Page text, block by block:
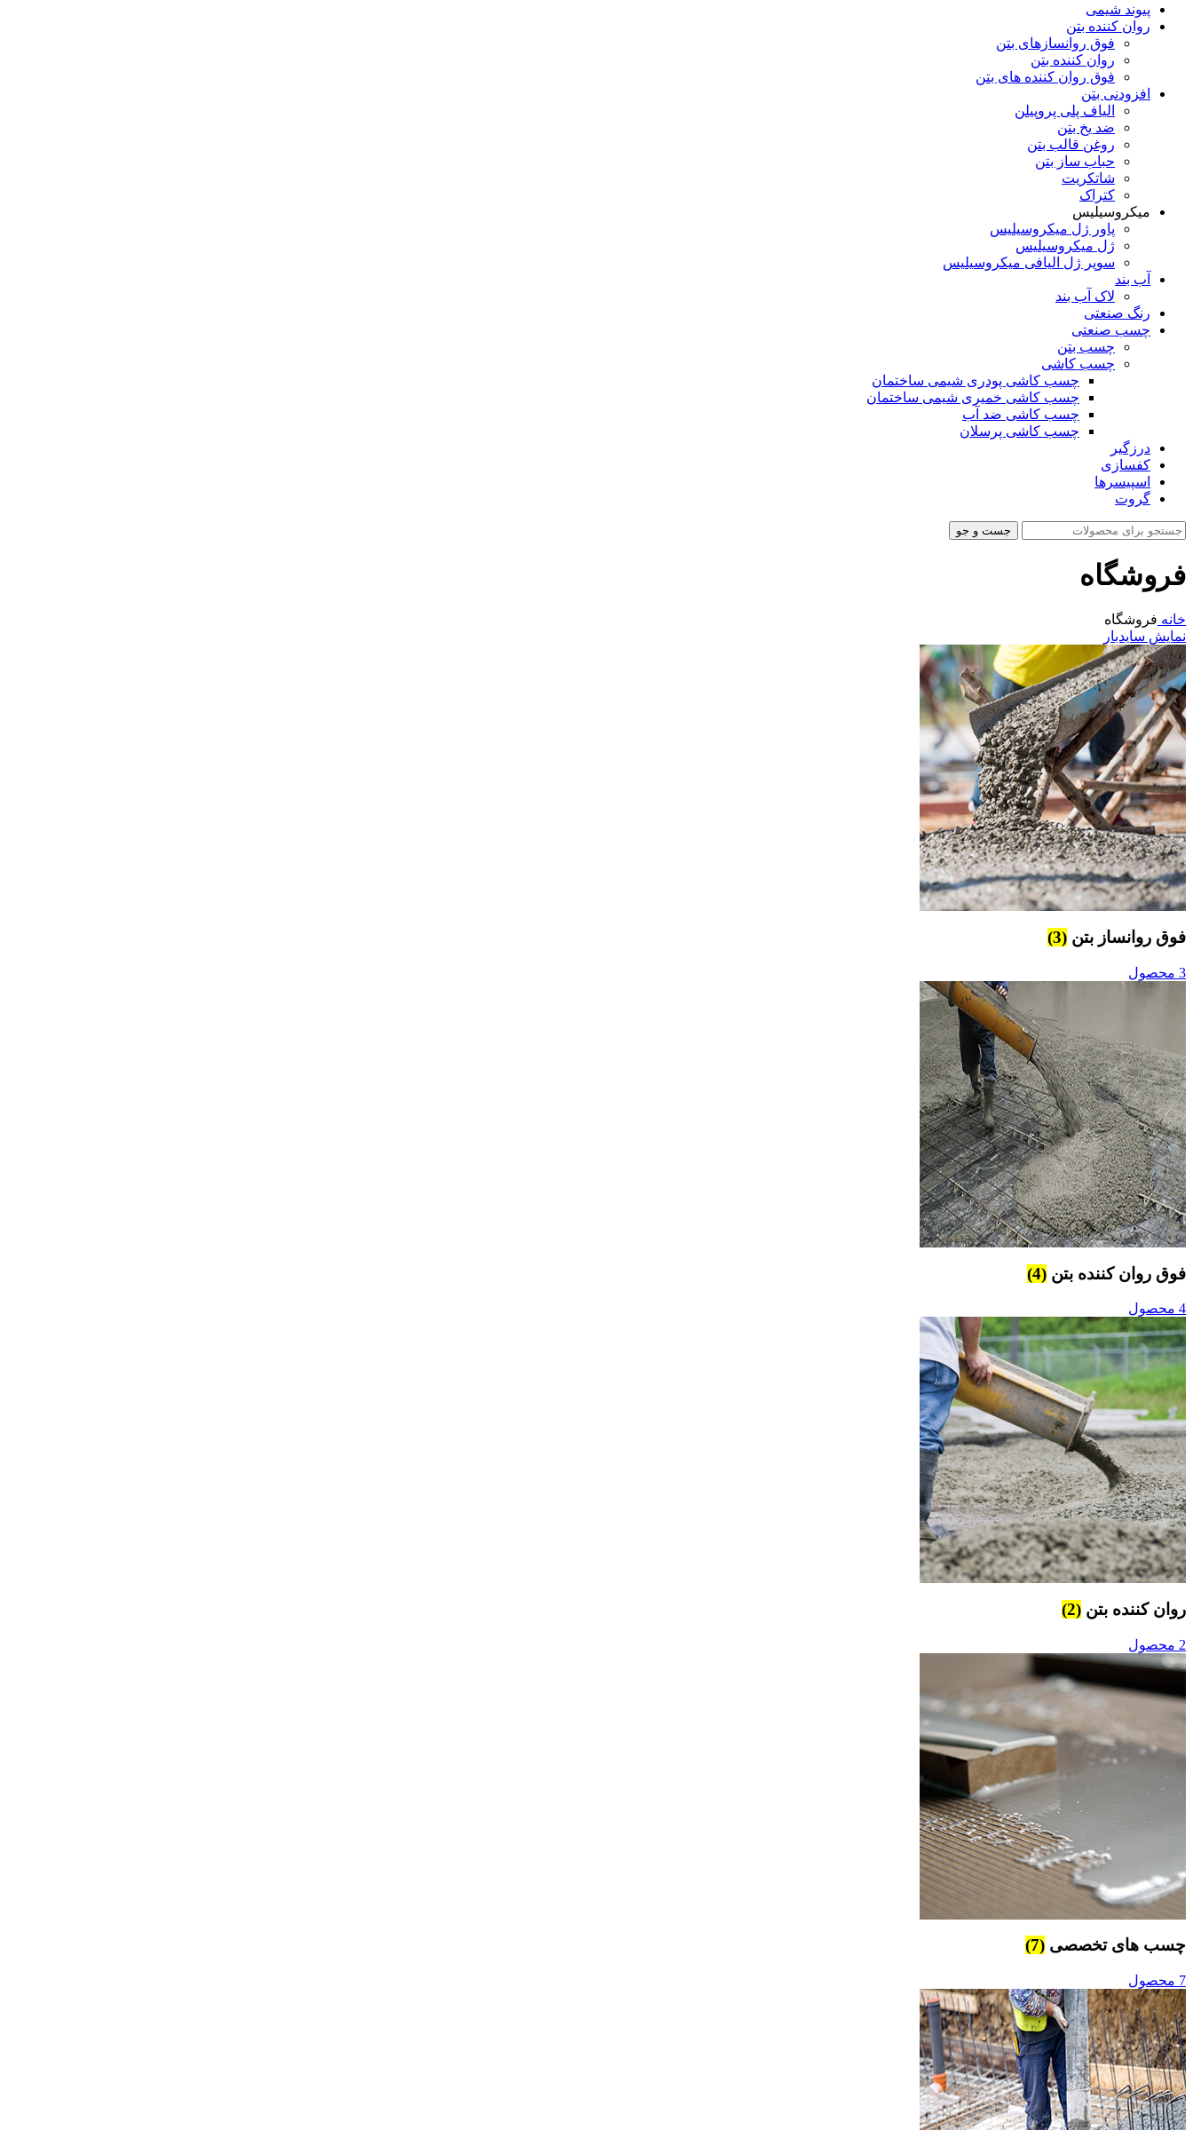
پیوند شیمی
روان کننده بتن
فوق روانسازهای بتن
روان کننده بتن
فوق روان کننده های بتن
افزودنی بتن
الیاف پلی پروپیلن
ضد یخ بتن
روغن قالب بتن
حباب ساز بتن
شاتکریت
کتراک
میکروسیلیس
پاور ژل میکروسیلیس
ژل میکروسیلیس
سوپر ژل الیافی میکروسیلیس
آب بند
لاک آب بند
رنگ صنعتی
چسب صنعتی
چسب بتن
چسب کاشی
چسب کاشی پودری شیمی ساختمان
چسب کاشی خمیری شیمی ساختمان
چسب کاشی ضد آب
چسب کاشی پرسلان
درزگیر
کفسازی
اسپیسرها
گروت
جست و جو
فروشگاه
خانه فروشگاه
نمایش سایدبار
فوق روانساز بتن (3)
3 محصول
فوق روان کننده بتن (4)
4 محصول
روان کننده بتن (2)
2 محصول
چسب های تخصصی (7)
7 محصول